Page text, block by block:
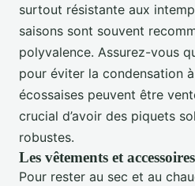
surtout résistante aux
saisons sont souvent
polyvalence. Assurez-vous
pour éviter la condensation à
écossaises peuvent être
crucial d’avoir des piquets
robustes.
Les vêtements et
Pour rester au sec et au